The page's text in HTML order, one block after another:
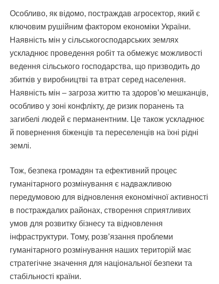
Особливо, як відомо, постраждав агросектор, який є
ключовим рушійним фактором економіки України.
Наявність мін у сільськогосподарських землях
ускладнює проведення робіт та обмежує можливості
ведення сільського господарства, що призводить до
збитків у виробництві та втрат серед населення.
Наявність мін – загроза життю та здоров’ю мешканців,
особливо у зоні конфлікту, де ризик поранень та
загибелі людей є перманентним. Це також ускладнює
й повернення біженців та переселенців на їхні рідні
землі.
Тож, безпека громадян та ефективний процес
гуманітарного розмінування є надважливою
передумовою для відновлення економічної активності
в постраждалих районах, створення сприятливих
умов для розвитку бізнесу та відновлення
інфраструктури. Тому, розв’язання проблеми
гуманітарного розмінування наших територій має
стратегічне значення для національної безпеки та
стабільності країни.